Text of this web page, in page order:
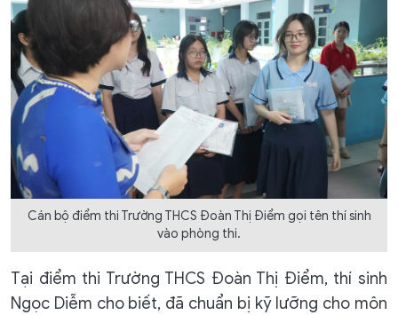
Cán bộ điểm thi Trường THCS Đoàn Thị Điểm gọi tên thí sinh
vào phòng thi.
Tại điểm thi Trường THCS Đoàn Thị Điểm, thí sinh
Ngọc Diễm cho biết, đã chuẩn bị kỹ lưỡng cho môn